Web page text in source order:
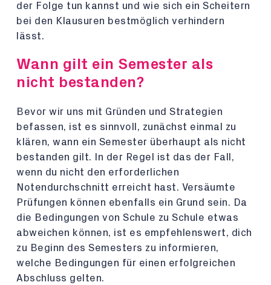
der Folge tun kannst und wie sich ein Scheitern
bei den Klausuren bestmöglich verhindern
lässt.
Wann gilt ein Semester als
nicht bestanden?
Bevor wir uns mit Gründen und Strategien
befassen, ist es sinnvoll, zunächst einmal zu
klären, wann ein Semester überhaupt als nicht
bestanden gilt. In der Regel ist das der Fall,
wenn du nicht den erforderlichen
Notendurchschnitt erreicht hast. Versäumte
Prüfungen können ebenfalls ein Grund sein. Da
die Bedingungen von Schule zu Schule etwas
abweichen können, ist es empfehlenswert, dich
zu Beginn des Semesters zu informieren,
welche Bedingungen für einen erfolgreichen
Abschluss gelten.